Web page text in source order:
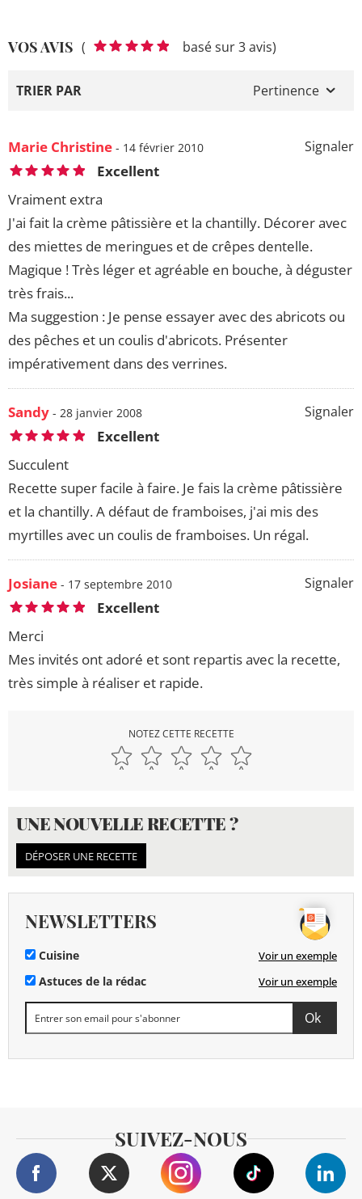
VOS AVIS ( basé sur 3 avis)
TRIER PAR Pertinence
Signaler
Marie Christine - 14 février 2010
Excellent
Vraiment extra
J'ai fait la crème pâtissière et la chantilly. Décorer avec
des miettes de meringues et de crêpes dentelle.
Magique ! Très léger et agréable en bouche, à déguster
très frais...
Ma suggestion : Je pense essayer avec des abricots ou
des pêches et un coulis d'abricots. Présenter
impérativement dans des verrines.
Signaler
Sandy - 28 janvier 2008
Excellent
Succulent
Recette super facile à faire. Je fais la crème pâtissière
et la chantilly. A défaut de framboises, j'ai mis des
myrtilles avec un coulis de framboises. Un régal.
Signaler
Josiane - 17 septembre 2010
Excellent
Merci
Mes invités ont adoré et sont repartis avec la recette,
très simple à réaliser et rapide.
NOTEZ CETTE RECETTE
UNE NOUVELLE RECETTE ?
DÉPOSER UNE RECETTE
NEWSLETTERS
Cuisine Voir un exemple
Astuces de la rédac Voir un exemple
SUIVEZ-NOUS